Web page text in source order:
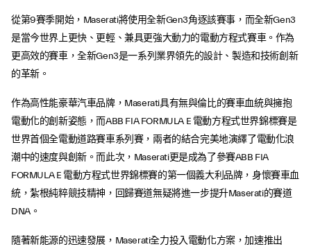
從第9賽季開始，Maserati將使用全新Gen3角逐該賽事，而全新Gen3
是當今世界上更快、更輕、兼具更強大動力的電動方程式賽車。作為
更高效的賽車，全新Gen3是一系列業界領先的設計、製造和技術創新
的革新。
作為高性能豪華汽車品牌，Maserati具有無與倫比的賽車血統與擁抱
電動化的創新姿態，而ABB FIA FORMULA E 電動方程式世界錦標賽是
世界首個全電動道路賽車系列賽，兩者的結合完美地演繹了電動化浪
潮中的速度與創新。而此次，Maserati更是成為了參賽ABB FIA
FORMULA E 電動方程式世界錦標賽的第一個義大利品牌，身懷賽車血
統，紮根純粹競技精神，回歸賽道無疑將進一步提升Maserati的賽道
DNA。
隨著新能源的迅速發展，Maserati全力投入電動化方案，加速推出